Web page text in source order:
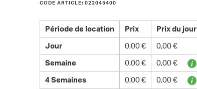
CODE ARTICLE: 022045400
Période de location Prix Prix du jour
Jour 0,00 € 0,00 €
Semaine 0,00 € 0,00 €
4 Semaines 0,00 € 0,00 €